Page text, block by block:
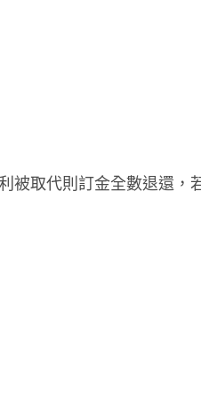
被取代則訂金全數退還，